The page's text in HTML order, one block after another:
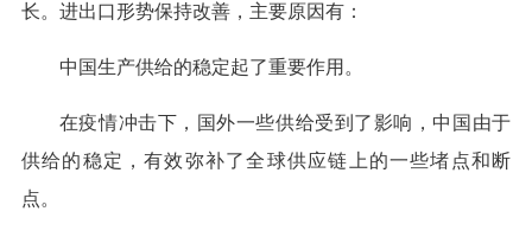
长。进出口形势保持改善，主要原因有：
中国生产供给的稳定起了重要作用。
在疫情冲击下，国外一些供给受到了影响，中国由于
供给的稳定，有效弥补了全球供应链上的一些堵点和断
点。